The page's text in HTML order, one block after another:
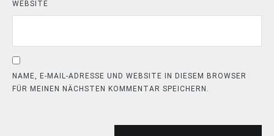
WEBSITE
NAME, E-MAIL-ADRESSE UND WEBSITE IN DIESEM BROWSER
FÜR MEINEN NÄCHSTEN KOMMENTAR SPEICHERN.